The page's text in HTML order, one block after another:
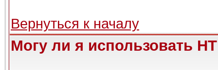
Вернуться к началу
Могу ли я использовать